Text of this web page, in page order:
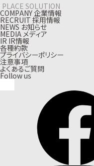
PLACE SOLUTION
COMPANY企業情報
RECRUIT 採用情報
NEWS お知らせ
MEDIA メディア
IR IR情報
各種約款
プライバシーポリシー
注意事項
よくあるご質問
Follow us